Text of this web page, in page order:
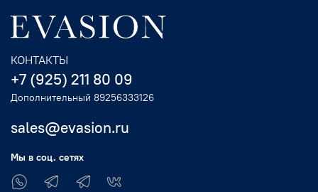
КОНТАКТЫ
+7 (925) 211 80 09
Дополнительный 89256333126
sales@evasion.ru
Мы в соц. сетях